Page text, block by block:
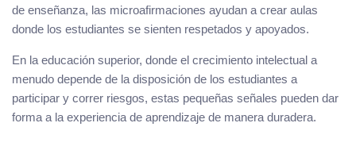
de enseñanza, las microafirmaciones ayudan a crear aulas
donde los estudiantes se sienten respetados y apoyados.
En la educación superior, donde el crecimiento intelectual a
menudo depende de la disposición de los estudiantes a
participar y correr riesgos, estas pequeñas señales pueden dar
forma a la experiencia de aprendizaje de manera duradera.